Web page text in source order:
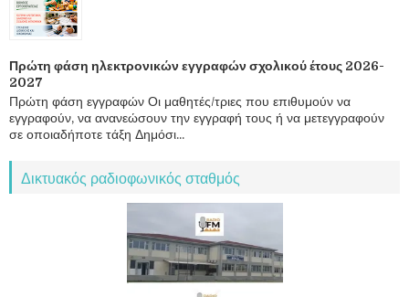
Πρώτη φάση ηλεκτρονικών εγγραφών σχολικού έτους 2026-
2027
Πρώτη φάση εγγραφών Οι μαθητές/τριες που επιθυμούν να
εγγραφούν, να ανανεώσουν την εγγραφή τους ή να μετεγγραφούν
σε οποιαδήποτε τάξη Δημόσι...
Δικτυακός ραδιοφωνικός σταθμός